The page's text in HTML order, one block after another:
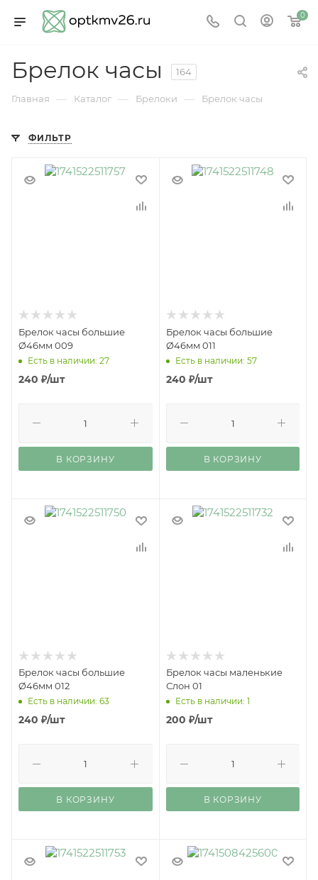
0
Брелок часы 164
Главная — Каталог — Брелоки — Брелок часы
ФИЛЬТР
Брелок часы большие
Ø46мм 009
Есть в наличии: 27
240 ₽/шт
В КОРЗИНУ
Брелок часы большие
Ø46мм 011
Есть в наличии: 57
240 ₽/шт
В КОРЗИНУ
Брелок часы большие
Ø46мм 012
Есть в наличии: 63
240 ₽/шт
В КОРЗИНУ
Брелок часы маленькие
Слон 01
Есть в наличии: 1
200 ₽/шт
В КОРЗИНУ